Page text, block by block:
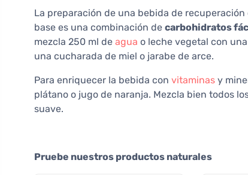
La preparación de una bebida de
base es una combinación de carbohidratos
mezcla 250 ml de agua o leche vegetal con
una cucharada de miel o jarabe de arce.
Para enriquecer la bebida con vitaminas y
plátano o jugo de naranja. Mezcla bien todos
suave.
Pruebe nuestros productos naturales